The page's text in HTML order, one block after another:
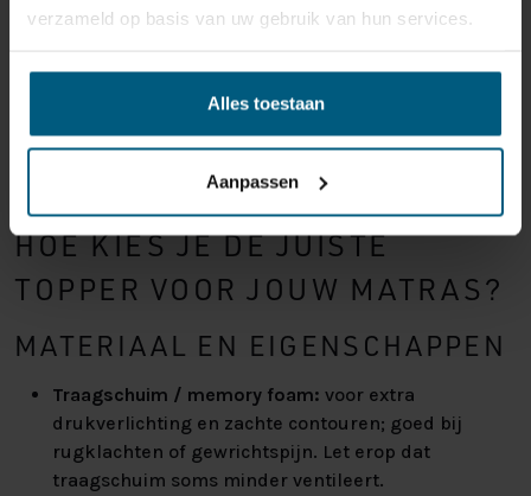
verzameld op basis van uw gebruik van hun services.
Alles toestaan
Aanpassen
IN TIJDELIJKE SITUATIES OF
WISSELEND GEBRUIK
studentenhuizen, met een topper maak je van een
eenvoudig bed snel een comfortabele slaapplaats.
HOE KIES JE DE JUISTE
TOPPER VOOR JOUW MATRAS?
MATERIAAL EN EIGENSCHAPPEN
Traagschuim / memory foam: voor extra
drukverlichting en zachte contouren; goed bij
rugklachten of gewrichtspijn. Let erop dat
traagschuim soms minder ventileert.